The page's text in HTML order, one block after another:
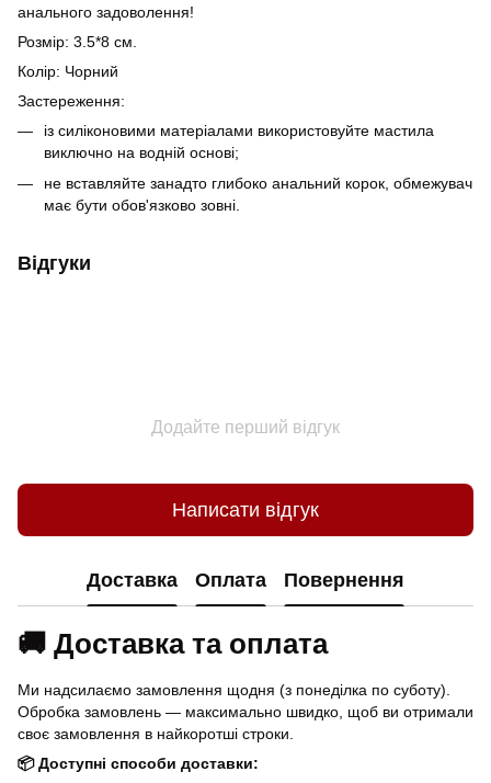
анального задоволення!
Розмір: 3.5*8 см.
Колір: Чорний
Застереження:
із силіконовими матеріалами використовуйте мастила
виключно на водній основі;
не вставляйте занадто глибоко анальний корок, обмежувач
має бути обов'язково зовні.
Відгуки
Додайте перший відгук
Написати відгук
Доставка Оплата Повернення
🚚 Доставка та оплата
Ми надсилаємо замовлення щодня (з понеділка по суботу).
Обробка замовлень — максимально швидко, щоб ви отримали
своє замовлення в найкоротші строки.
📦 Доступні способи доставки: